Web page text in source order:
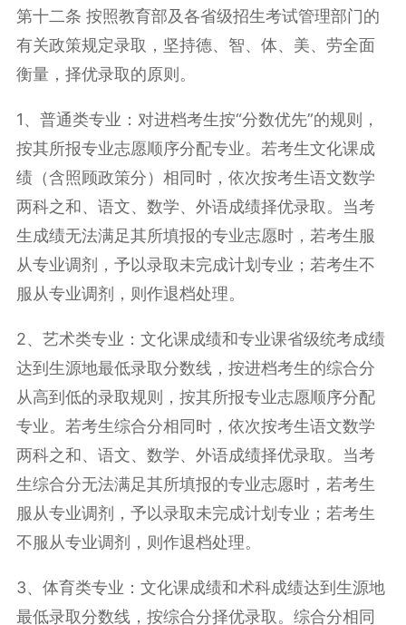
第十二条 按照教育部及各省级招生考试管理部门的
有关政策规定录取，坚持德、智、体、美、劳全面
衡量，择优录取的原则。
1、普通类专业：对进档考生按“分数优先”的规则，
按其所报专业志愿顺序分配专业。若考生文化课成
绩（含照顾政策分）相同时，依次按考生语文数学
两科之和、语文、数学、外语成绩择优录取。当考
生成绩无法满足其所填报的专业志愿时，若考生服
从专业调剂，予以录取未完成计划专业；若考生不
服从专业调剂，则作退档处理。
2、艺术类专业：文化课成绩和专业课省级统考成绩
达到生源地最低录取分数线，按进档考生的综合分
从高到低的录取规则，按其所报专业志愿顺序分配
专业。若考生综合分相同时，依次按考生语文数学
两科之和、语文、数学、外语成绩择优录取。当考
生综合分无法满足其所填报的专业志愿时，若考生
服从专业调剂，予以录取未完成计划专业；若考生
不服从专业调剂，则作退档处理。
3、体育类专业：文化课成绩和术科成绩达到生源地
最低录取分数线，按综合分择优录取。综合分相同